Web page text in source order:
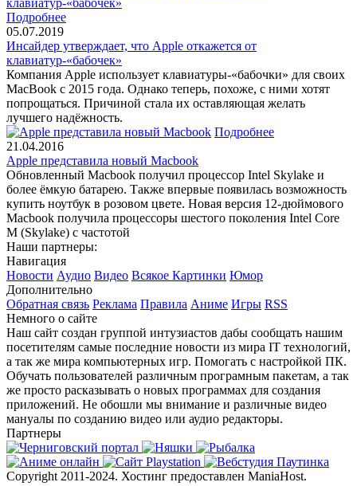
Подробнее
05.07.2019
Инсайдер утверждает, что Apple откажется от
клавиатур-«бабочек»
Компания Apple использует клавиатуры-«бабочки» для своих
MacBook с 2015 года. Однако теперь, похоже, с ними хотят
попрощаться. Причиной стала их оставляющая желать
лучшего надёжность.
Подробнее
21.04.2016
Apple представила новый Macbook
Обновленный Macbook получил процессор Intel Skylake и
более ёмкую батарею. Также впервые появилась возможность
купить ноутбук в розовом цвете. Новая версия 12-дюймового
Macbook получила процессоры шестого поколения Intel Core
M (Skylake) с частотой
Наши партнеры:
Навигация
Новости Аудио Видео Всякое Картинки Юмор
Дополнительно
Обратная связь Реклама Правила Аниме Игры RSS
Немного о сайте
Наш сайт создан группой интузиастов дабы сообщать нашим
посетителям самые последние новости из мира IT технологий,
а так же мира компьютерных игр. Помогать с настройкой ПК.
Обучать пользователей различным програмным пакетам, а так
же просто расказывать о новых программах для создания
приложений. Не обошли мы внимание и различные видео
мануалы по созданию видео или аудио редакторы.
Партнеры
Copyright 2011-2024. Хостинг предоставлен ManiaHost.